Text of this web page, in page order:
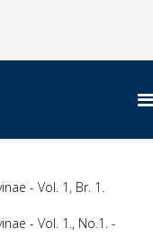
- Vol. 1, Br. 1.
- Vol. 1., No.1. -